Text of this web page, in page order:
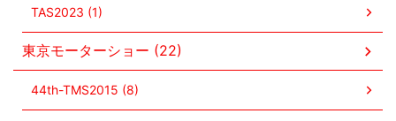
TAS2023 (1)
東京モーターショー (22)
44th-TMS2015 (8)